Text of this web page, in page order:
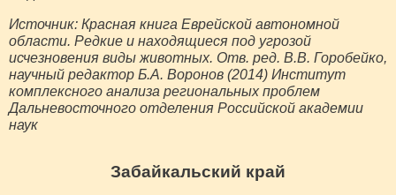
Источник: Красная книга Еврейской автономной
области. Редкие и находящиеся под угрозой
исчезновения виды животных. Отв. ред. В.В. Горобейко,
научный редактор Б.А. Воронов (2014) Институт
комплексного анализа региональных проблем
Дальневосточного отделения Российской академии
наук
Забайкальский край